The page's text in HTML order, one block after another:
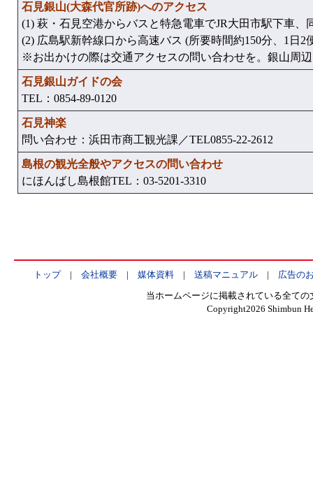
石見銀山(大森代官所跡)へのアクセス
(1) 萩・石見空港からバスと特急電車でJR大田市駅下車、
(2) 広島駅新幹線口から高速バス (所要時間約150分、1日2
※お出かけの際は交通アクセスの問い合わせを。銀山周
石見銀山ガイドの会
TEL：0854-89-0120
石見神楽
問い合わせ：浜田市商工観光課／TEL0855-22-2612
島根の観光全般やアクセスの問い合わせ
にほんばし島根館TEL：03-5201-3310
トップ| 会社概要| 媒体資料| 送稿マニュアル| 広告の
当ホームページに掲載されている全て
Copyright2026 Shimbun